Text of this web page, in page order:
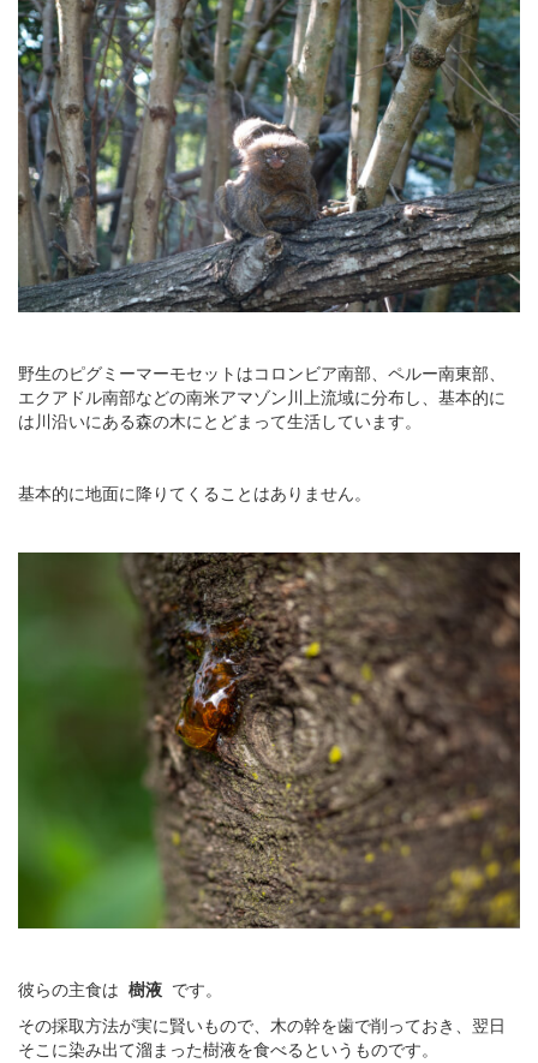
野生のピグミーマーモセットはコロンビア南部、ペルー南東部、
エクアドル南部などの南米アマゾン川上流域に分布し、基本的に
は川沿いにある森の木にとどまって生活しています。
基本的に地面に降りてくることはありません。
彼らの主食は 樹液 です。
その採取方法が実に賢いもので、木の幹を歯で削っておき、翌日
そこに染み出て溜まった樹液を食べるというものです。